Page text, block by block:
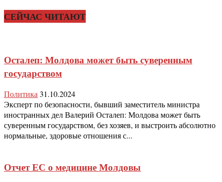
СЕЙЧАС ЧИТАЮТ
Осталеп: Молдова может быть суверенным
государством
Политика31.10.2024
Эксперт по безопасности, бывший заместитель министра
иностранных дел Валерий Осталеп: Молдова может быть
суверенным государством, без хозяев, и выстроить абсолютно
нормальные, здоровые отношения с...
Отчет ЕС о медицине Молдовы